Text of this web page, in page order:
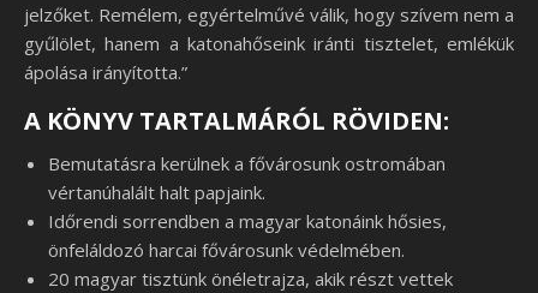
jelzőket. Remélem, egyértelművé válik, hogy szívem nem a
gyűlölet, hanem a katonahőseink iránti tisztelet, emlékük
ápolása irányította.”
A KÖNYV TARTALMÁRÓL RÖVIDEN:
Bemutatásra kerülnek a fővárosunk ostromában
vértanúhalált halt papjaink.
Időrendi sorrendben a magyar katonáink hősies,
önfeláldozó harcai fővárosunk védelmében.
20 magyar tisztünk önéletrajza, akik részt vettek